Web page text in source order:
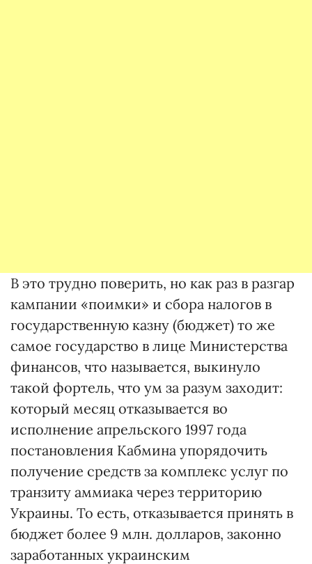
В это трудно поверить, но как раз в разгар
кампании «поимки» и сбора налогов в
государственную казну (бюджет) то же
самое государство в лице Министерства
финансов, что называется, выкинуло
такой фортель, что ум за разум заходит:
который месяц отказывается во
исполнение апрельского 1997 года
постановления Кабмина упорядочить
получение средств за комплекс услуг по
транзиту аммиака через территорию
Украины. То есть, отказывается принять в
бюджет более 9 млн. долларов, законно
заработанных украинским